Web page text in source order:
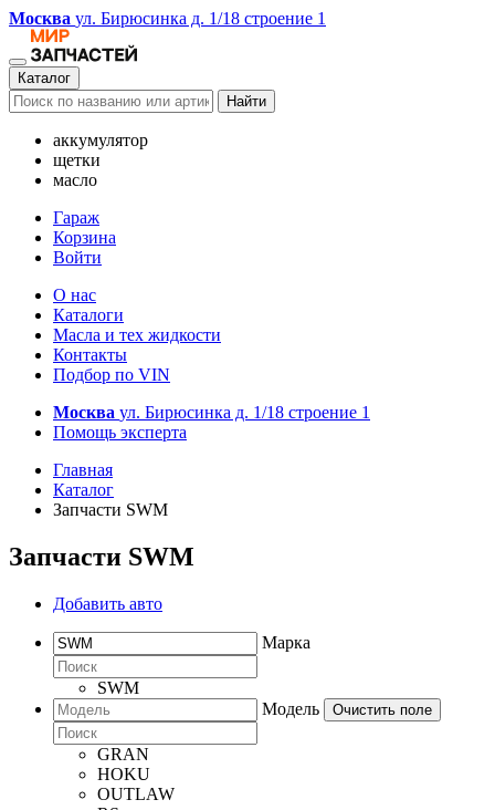
Москва ул. Бирюсинка д. 1/18 строение 1
Каталог
Найти
аккумулятор
щетки
масло
Гараж
Корзина
Войти
О нас
Каталоги
Масла и тех жидкости
Контакты
Подбор по VIN
Москва ул. Бирюсинка д. 1/18 строение 1
Помощь эксперта
Главная
Каталог
Запчасти SWM
Запчасти SWM
Добавить авто
Марка
SWM
Модель
Очистить поле
GRAN
HOKU
OUTLAW